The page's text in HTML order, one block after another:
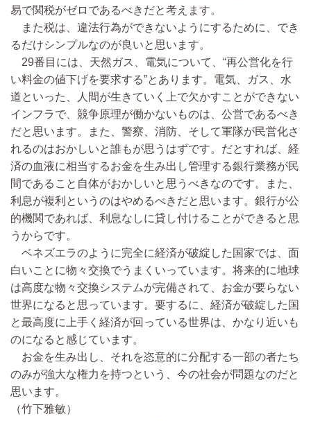
易で関税がゼロであるべきだと考えます。
また税は、違法行為ができないようにするために、でき
るだけシンプルなのが良いと思います。
29番目には、天然ガス、電気について、“再公営化を行
い料金の値下げを要求する”とあります。電気、ガス、水
道といった、人間が生きていく上で欠かすことができない
インフラで、競争原理が働かないものは、公営であるべき
だと思います。また、警察、消防、そして軍隊が民営化さ
れるのはおかしいと誰もが思うはずです。だとすれば、経
済の血液に相当するお金を生み出し管理する銀行業務が民
間であること自体がおかしいと思うべきなのです。また、
利息が複利というのはやめるべきだと思います。銀行が公
的機関であれば、利息なしに貸し付けることができると思
うからです。
ベネズエラのように完全に経済が破綻した国家では、面
白いことに物々交換でうまくいっています。将来的に地球
は高度な物々交換システムが完備されて、お金が要らない
世界になると思っています。要するに、経済が破綻した国
と最高度に上手く経済が回っている世界は、かなり近いも
のになると感じています。
お金を生み出し、それを恣意的に分配する一部の者たち
のみが強大な権力を持つという、今の社会が問題なのだと
思います。
（竹下雅敏）